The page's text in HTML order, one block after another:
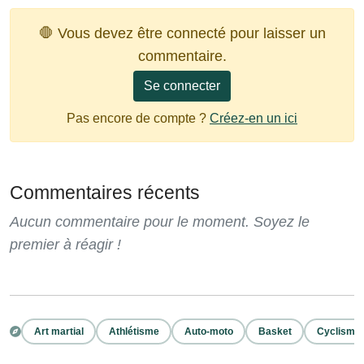
🛑 Vous devez être connecté pour laisser un
commentaire.
Se connecter
Pas encore de compte ? Créez-en un ici
Commentaires récents
Aucun commentaire pour le moment. Soyez le
premier à réagir !
Art martial Athlétisme Auto-moto Basket Cyclisme